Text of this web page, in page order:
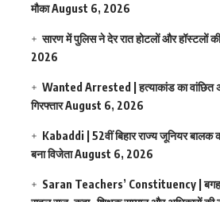
मौकाAugust 6, 2026
सारण में पुलिस ने देर रात होटलों और हॉस्टलों
2026
Wanted Arrested | हत्याकांड का वांछित
गिरफ्तारAugust 6, 2026
Kabaddi | 52वीं बिहार राज्य जूनियर बालक
बना विजेताAugust 6, 2026
Saran Teachers’ Constituency | बगहा